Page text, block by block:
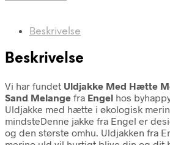
Beskrivelse
Beskrivelse
Vi har fundet Uldjakke Med Hætte
Sand Melange fra Engel hos
Uldjakke med hætte i økologisk
mindsteDenne jakke fra Engel er
og den største omhu. Uldjakken fra